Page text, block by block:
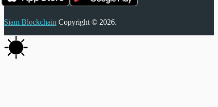
Siam Blockchain Copyright © 2026.